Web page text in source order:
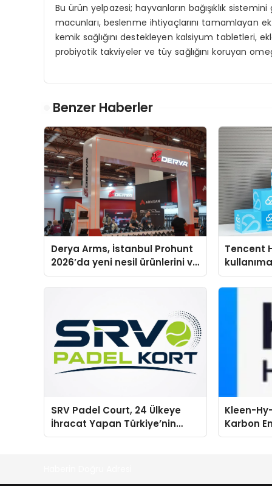
Bu ürün yelpazesi; hayvanların bağışıklık
macunları, beslenme ihtiyaçlarını tamamlayan
kemik sağlığını destekleyen kalsiyum tabletleri,
probiyotik takviyeler ve tüy sağlığını koruyan
Benzer Haberler
Derya Arms, İstanbul Prohunt
2026’da yeni nesil ürünlerini ve
global marka vizyonunu
sergiledi
Tencent
SRV Padel Court, 24 Ülkeye
İhracat Yapan Türkiye’nin
Padel Kortu Üretim Gücü
Kleen-
Karbon
Isıtma